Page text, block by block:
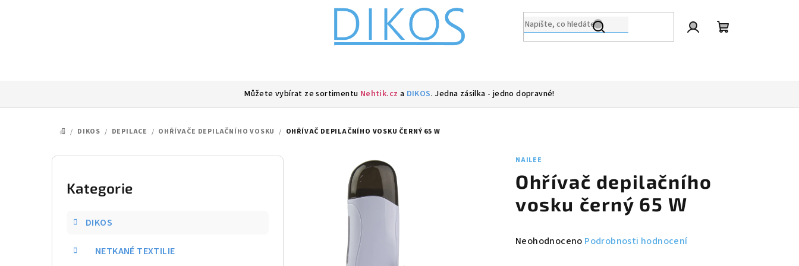
Můžete vybírat ze sortimentu Nehtik.cz a DIKOS. Jedna zásilka - jedno dopravné!
DOMŮ
/ DIKOS / DEPILACE / OHŘÍVAČE DEPILAČNÍHO VOSKU / OHŘÍVAČ DEPILAČNÍHO VOSKU ČERNÝ 65 W
P
Přeskočit
kategorie
Kategorie
DIKOS
NETKANÉ TEXTILIE
NAILEE
Ohřívač depilačního
vosku černý 65 W
Průměrné
Neohodnoceno Podrobnosti hodnocení